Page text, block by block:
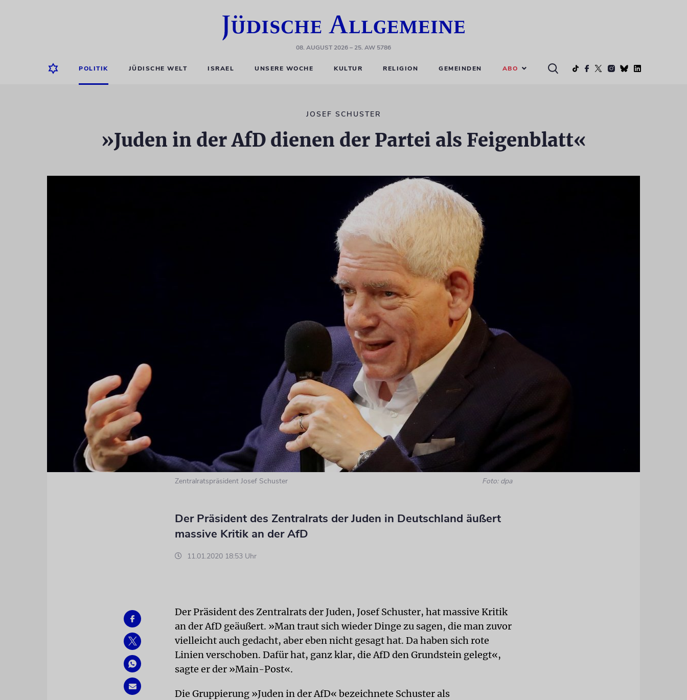
08. AUGUST 2026– 25. AW 5786
POLITIK JÜDISCHE WELT ISRAEL UNSERE WOCHE KULTUR RELIGION GEMEINDEN ABO
JOSEF SCHUSTER
»Juden in der AfD dienen der Partei als Feigenblatt«
Zentralratspräsident Josef Schuster Foto: dpa
Der Präsident des Zentralrats der Juden in Deutschland äußert
massive Kritik an der AfD
11.01.2020 18:53 Uhr
Der Präsident des Zentralrats der Juden, Josef Schuster, hat massive Kritik
an der AfD geäußert. »Man traut sich wieder Dinge zu sagen, die man zuvor
vielleicht auch gedacht, aber eben nicht gesagt hat. Da haben sich rote
Linien verschoben. Dafür hat, ganz klar, die AfD den Grundstein gelegt«,
sagte er der »Main-Post«.
Die Gruppierung »Judenin der AfD« bezeichnete Schuster als